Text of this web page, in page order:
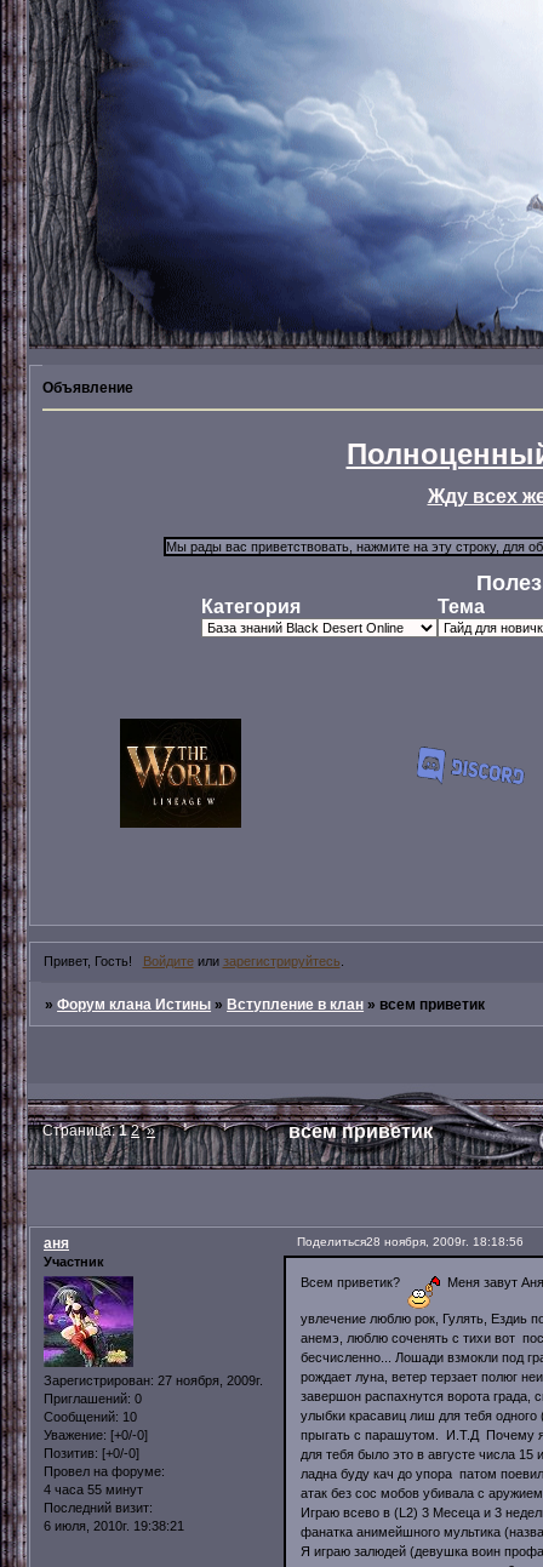
Объявление
Жду всех
Категория Тема
Привет, Гость! Войдитеили зарегистрируйтесь
»Форум клана Истины »Вступление в клан » всем приветик
всем приветик
Страница:1 2 »
Поделиться28 ноября, 2009г. 18:18:56
аня
Участник
Зарегистрирован: 27 ноября, 2009г.
Приглашений: 0
Сообщений: 10
Уважение: [+0/-0]
Позитив: [+0/-0]
Провел на форуме:
4 часа 55 минут
Последний визит:
6 июля, 2010г. 19:38:21
Всем приветик? Меня завут
увлечение люблю рок, Гулять, Ездиь
анемэ, люблю соченять с тихи вот
бесчисленно... Лошади взмокли под
рождает луна, ветер терзает полюг
завершон распахнутся ворота града,
улыбки красавиц лиш для тебя
прыгать с парашутом. И.Т.Д Почему я
для тебя было это в августе числа
ладна буду кач до упора патом
атак без сос мобов убивала с
Играю всево в (L2) 3 Месеца и 3
фанатка анимейшного мультика
Я играю залюдей (девушка воин